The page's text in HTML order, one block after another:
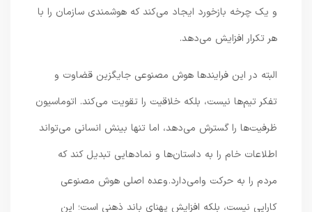
و یک چرخه بازخورد ایجاد می‌کند که هوشمندی سازمان را با
هر تکرار افزایش می‌دهد.
البته در این فرایندها هوش مصنوعی جایگزین قضاوت و
تفکر تیم‌ها نیست، بلکه خلاقیت را تقویت می‌کند. اتوماسیون
ظرفیت‌ها را گسترش می‌دهد، اما تنها بینش انسانی می‌تواند
اطلاعات خام را به داستان‌ها و نمادهایی تبدیل کند که
مردم را به حرکت وامی‌دارد. وعده اصلی هوش مصنوعی
کارایی نیست، بلکه افزایش پهنای باند ذهنی است؛ این